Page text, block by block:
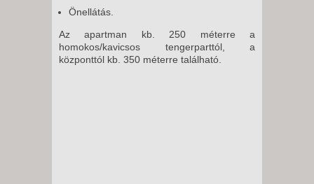
Önellátás.
Az apartman kb. 250 méterre a
homokos/kavicsos tengerparttól, a
központtól kb. 350 méterre található.